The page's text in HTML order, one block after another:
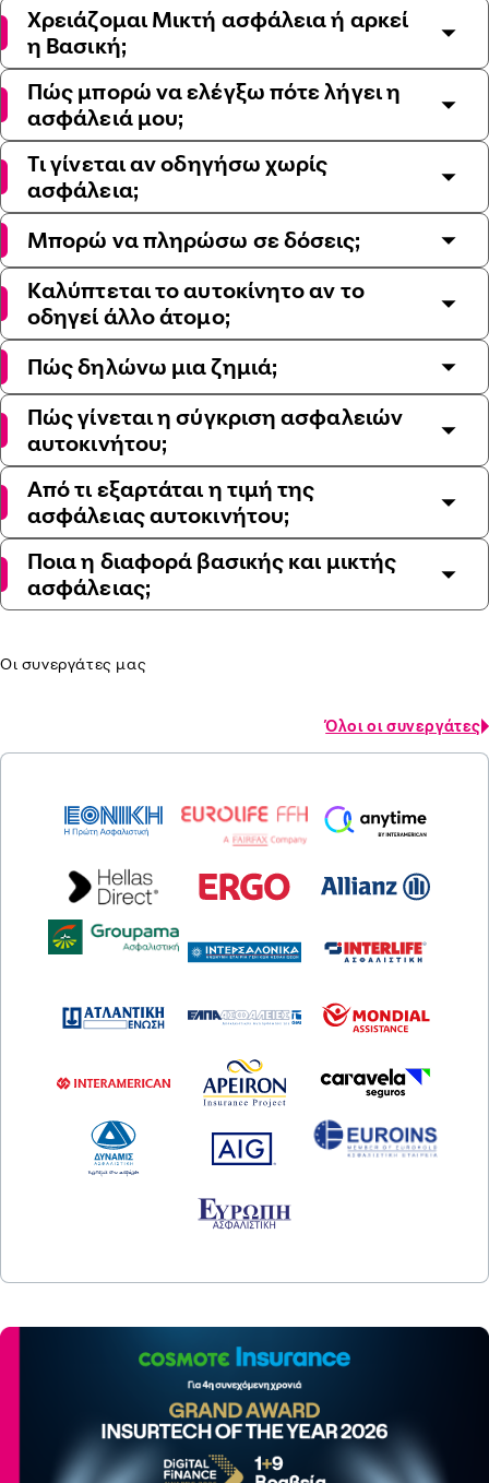
Χρειάζομαι Μικτή ασφάλεια ή αρκεί
η Βασική;
Πώς μπορώ να ελέγξω πότε λήγει η
ασφάλειά μου;
Τι γίνεται αν οδηγήσω χωρίς
ασφάλεια;
Μπορώ να πληρώσω σε δόσεις;
Καλύπτεται το αυτοκίνητο αν το
οδηγεί άλλο άτομο;
Πώς δηλώνω μια ζημιά;
Πώς γίνεται η σύγκριση ασφαλειών
αυτοκινήτου;
Από τι εξαρτάται η τιμή της
ασφάλειας αυτοκινήτου;
Ποια η διαφορά βασικής και μικτής
ασφάλειας;
Οι συνεργάτες μας
Όλοι οι συνεργάτες